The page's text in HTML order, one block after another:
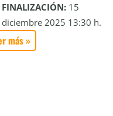
FINALIZACIÓN: 15
diciembre 2025 13:30 h.
más »